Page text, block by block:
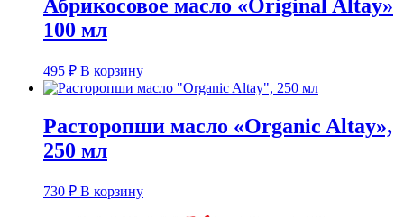
Абрикосовое масло «Original Altay»
100 мл
495 ₽ В корзину
Расторопши масло «Organic Altay»,
250 мл
730 ₽ В корзину